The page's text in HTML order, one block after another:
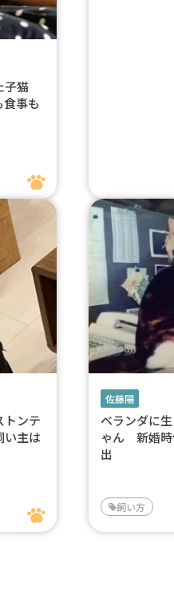
子猫
事も
トンテ
い主は
佐藤陽
ベランダに
ゃん 新婚時
出
飼い方